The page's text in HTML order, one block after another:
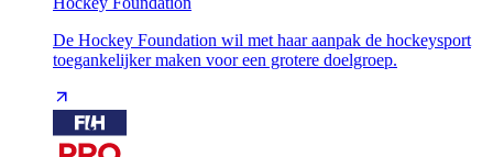
De Hockey Foundation wil met haar aanpak de hockeysport
toegankelijker maken voor een grotere doelgroep.